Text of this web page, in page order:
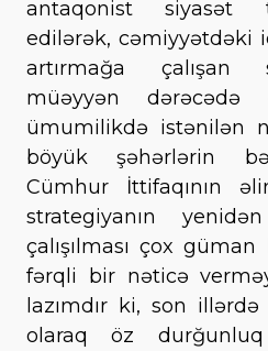
antaqonist siyasət
edilərək, cəmiyyətdəki
artırmağa çalışan
müəyyən
ümumilikdə istənilən
böyük şəhərlərin
Cümhur İttifaqının
strategiyanın
çalışılması çox
fərqli bir nəticə
lazımdır ki, son
olaraq öz durğunluq